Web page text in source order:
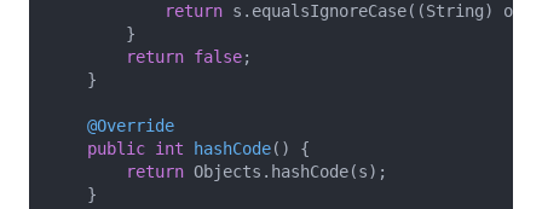
return s.equalsIgnoreCase((String) o);
        }
return false;
    }
@Override
public int hashCode()
{
return Objects.hashCode(s);
    }